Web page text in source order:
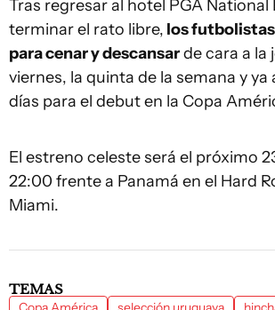
Tras regresar al hotel PGA National
terminar el rato libre, los
para cenar y descansarde cara a la
viernes, la quinta de la semana y ya
días para el debut en la Copa
El estreno celeste será el próximo
22:00 frente a Panamá en el Hard
Miami.
TEMAS